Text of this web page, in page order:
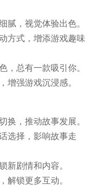
腻，视觉体验出色。
方式，增添游戏趣味
，总有一款吸引你。
增强游戏沉浸感。
换，推动故事发展。
选择，影响故事走
新剧情和内容。
解锁更多互动。